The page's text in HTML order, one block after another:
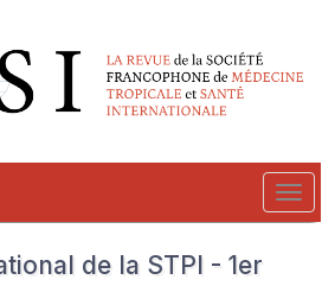
de la STPI - 1er